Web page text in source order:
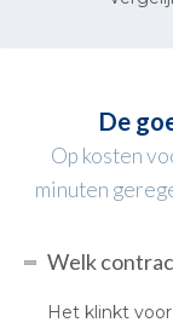
De
Op kosten
minuten
Welk
Het klinkt